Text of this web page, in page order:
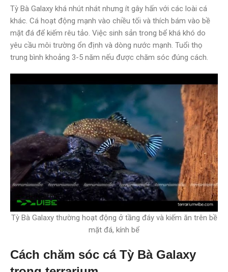
Tỳ Bà Galaxy khá nhút nhát nhưng ít gây hấn với các loài cá
khác. Cá hoạt động mạnh vào chiều tối và thích bám vào bề
mặt đá để kiếm rêu tảo. Việc sinh sản trong bể khá khó do
yêu cầu môi trường ổn định và dòng nước mạnh. Tuổi thọ
trung bình khoảng 3-5 năm nếu được chăm sóc đúng cách.
Tỳ Bà Galaxy thường hoạt động ở tầng đáy và kiếm ăn trên bề
mặt đá, kính bể
Cách chăm sóc cá Tỳ Bà Galaxy